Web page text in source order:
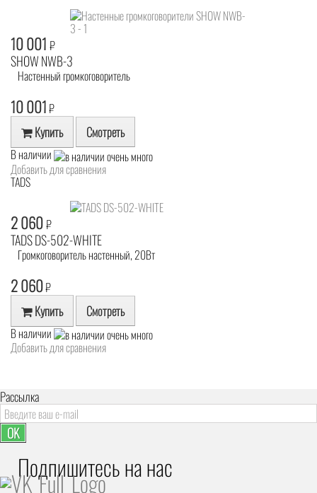
10 001 ₽
SHOW NWB-3
Настенный громкоговоритель
10 001₽
Купить Смотреть
В наличии
Добавить для сравнения
TADS
2 060₽
TADS DS-502-WHITE
Громкоговоритель настенный, 20Вт
2 060₽
Купить Смотреть
В наличии
Добавить для сравнения
Рассылка
OK
Подпишитесь на наc